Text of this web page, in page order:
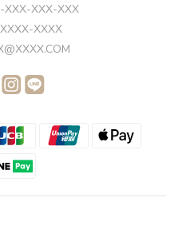
XXX-XXX-XXX
XXXX